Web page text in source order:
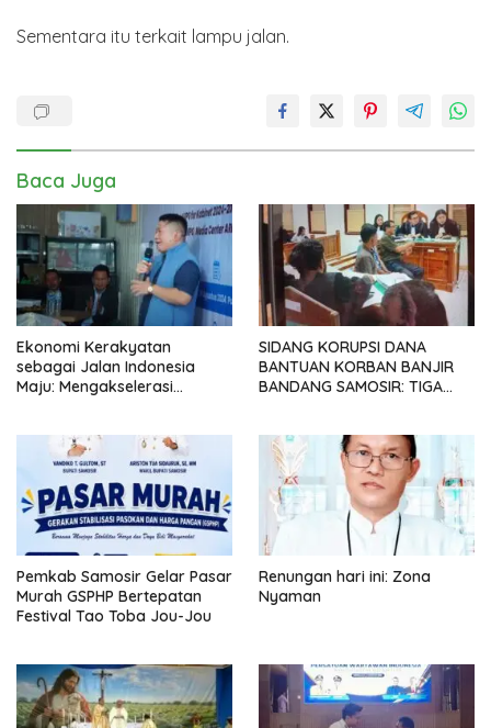
Sementara itu terkait lampu jalan.
Baca Juga
Ekonomi Kerakyatan
sebagai Jalan Indonesia
Maju: Mengakselerasi
SIDANG KORUPSI DANA
BANTUAN KORBAN BANJIR
BANDANG SAMOSIR: TIGA
YANG DITERIMA
Pemkab Samosir Gelar Pasar
Murah GSPHP Bertepatan
Festival Tao Toba Jou-Jou
Renungan hari ini: Zona
Nyaman